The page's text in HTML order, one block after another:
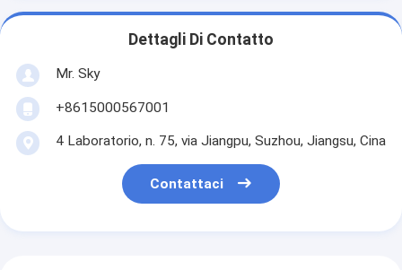
Dettagli Di Contatto
Mr. Sky
+8615000567001
4 Laboratorio, n. 75, via Jiangpu, Suzhou, Jiangsu, Cina
Contattaci